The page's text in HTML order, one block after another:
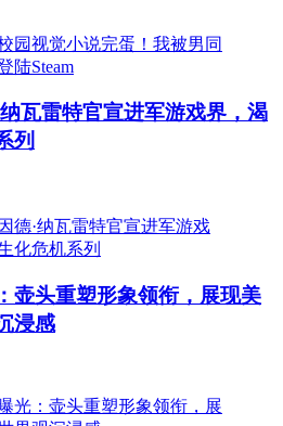
瓦雷特官宣进军游戏界，渴
列
壶头重塑形象领衔，展现美
浸感